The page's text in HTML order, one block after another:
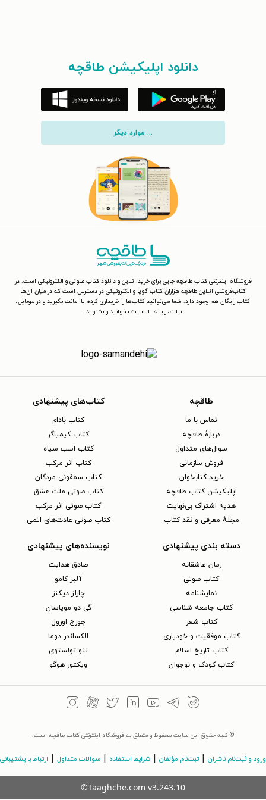
دانلود اپلیکیشن طاقچه
... موارد دیگر
فروشگاه اینترنتی کتاب طاقچه جایی برای خرید آنلاین و دانلود کتاب صوتی و الکترونیکی است. در
کتاب‌فروشی آنلاین طاقچه هزاران کتاب گویا و الکترونیکی در دسترس است که در میان آن‌ها
کتاب رایگان هم وجود دارد. شما می‌توانید کتاب‌ها را خریداری کرده یا امانت بگیرید و در موبایل،
تبلت، رایانه یا سایت بخوانید و بشنوید.
طاقچه
تماس با ما
دربارهٔ طاقچه
سوال‌های متداول
فروش سازمانی
خرید کتابخوان
اپلیکیشن کتاب طاقچه
هدیه اشتراک بی‌نهایت
مجلهٔ معرفی و نقد کتاب
کتاب‌های پیشنهادی
کتاب بادام
کتاب کیمیاگر
کتاب اسب سیاه
کتاب اثر مرکب
کتاب سمفونی مردگان
کتاب صوتی ملت عشق
کتاب صوتی اثر مرکب
کتاب صوتی عادت‌های اتمی
دسته بندی پیشنهادی
رمان عاشقانه
کتاب‌ صوتی
نمایشنامه
کتاب جامعه شناسی
کتاب شعر
کتاب موفقیت و خودیاری
کتاب تاریخ اسلام
کتاب کودک و نوجوان
نویسنده‌های پیشنهادی
صادق هدایت
آلبر کامو
چارلز دیکنز
گی دو موپاسان
جورج اورول
الکساندر دوما
لئو تولستوی
ویکتور هوگو
© کلیه حقوق این سایت محفوظ و متعلق به فروشگاه اینترنتی کتاب طاقچه است.
ورود و ثبت‌نام ناشران ثبت‌نام مؤلفان شرایط استفاده سوالات متداول ارتباط با پشتیبانی
©Taaghche.com v3.243.10